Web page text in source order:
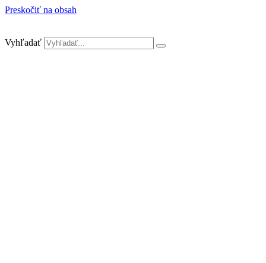
Preskočiť na obsah
Vyhľadať